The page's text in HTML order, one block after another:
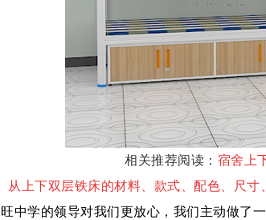
相关推荐阅读： 宿舍上
从上下双层铁床的材料、款式、配色、尺
旺中学的领导对我们更放心，我们主动做了